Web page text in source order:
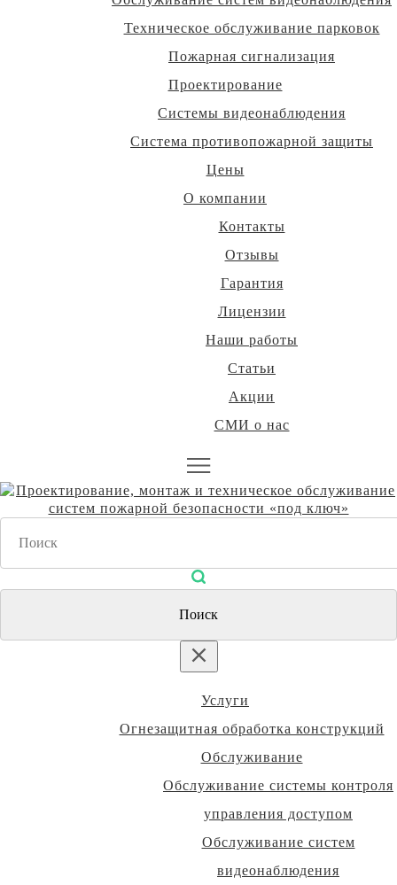
Техническое обслуживание парковок
Пожарная сигнализация
Проектирование
Системы видеонаблюдения
Система противопожарной защиты
Цены
О компании
Контакты
Отзывы
Гарантия
Лицензии
Наши работы
Статьи
Акции
СМИ о нас
Услуги
Огнезащитная обработка конструкций
Обслуживание
Обслуживание системы контроля
управления доступом
Обслуживание систем
видеонаблюдения